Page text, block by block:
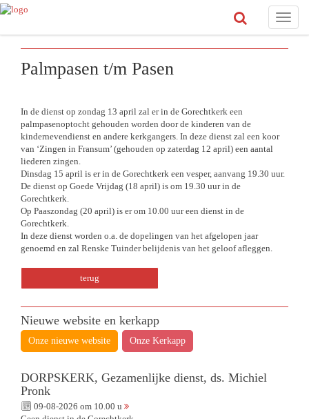
Toggle
Palmpasen t/m Pasen
In de dienst op zondag 13 april zal er in de Gorechtkerk een
palmpasenoptocht gehouden worden door de kinderen van de
kindernevendienst en andere kerkgangers. In deze dienst zal een koor
van ‘Zingen in Fransum’ (gehouden op zaterdag 12 april) een aantal
liederen zingen.
Dinsdag 15 april is er in de Gorechtkerk een vesper, aanvang 19.30 uur.
De dienst op Goede Vrijdag (18 april) is om 19.30 uur in de
Gorechtkerk.
Op Paaszondag (20 april) is er om 10.00 uur een dienst in de
Gorechtkerk.
In deze dienst worden o.a. de dopelingen van het afgelopen jaar
genoemd en zal Renske Tuinder belijdenis van het geloof afleggen.
terug
Nieuwe website en kerkapp
Onze nieuwe website Onze Kerkapp
DORPSKERK, Gezamenlijke dienst, ds. Michiel
Pronk
09-08-2026 om 10.00 u